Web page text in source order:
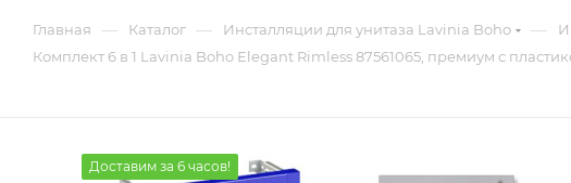
Главная — Каталог — Инсталляции для унитаза Lavinia Boho —
Комплект 6 в 1 Lavinia Boho Elegant Rimless 87561065, премиум с
Доставим за 6 часов!